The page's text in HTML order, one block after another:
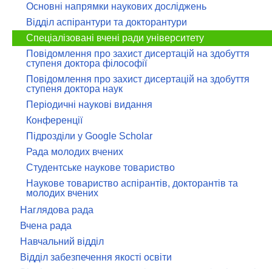
Основні напрямки наукових досліджень
Відділ аспірантури та докторантури
Спеціалізовані вчені ради університету
Повідомлення про захист дисертацій на здобуття
ступеня доктора філософії
Повідомлення про захист дисертацій на здобуття
ступеня доктора наук
Періодичні наукові видання
Конференції
Підрозділи у Google Scholar
Рада молодих вчених
Студентське наукове товариство
Наукове товариство аспірантів, докторантів та
молодих вчених
Наглядова рада
Вчена рада
Навчальний відділ
Відділ забезпечення якості освіти